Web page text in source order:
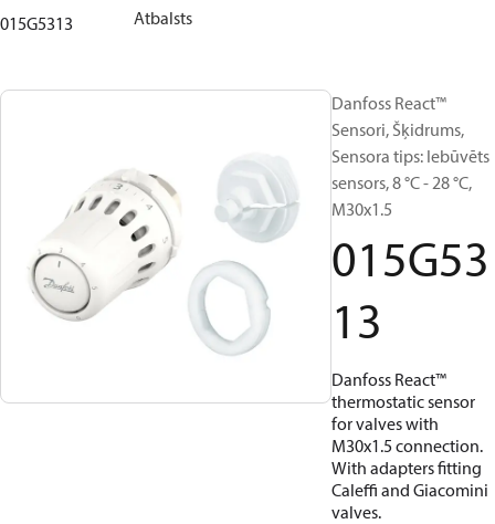
Atbalsts
015G5313
Danfoss React™
Sensori, Šķidrums,
Sensora tips: Iebūvēts
sensors, 8 °C - 28 °C,
M30x1.5
015G53
13
Danfoss React™
thermostatic sensor
for valves with
M30x1.5 connection.
With adapters fitting
Caleffi and Giacomini
valves.